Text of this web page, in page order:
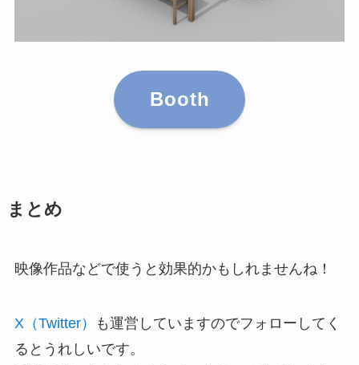
Booth
まとめ
映像作品などで使うと効果的かもしれませんね！
X（Twitter）
も運営していますのでフォローしてく
るとうれしいです。